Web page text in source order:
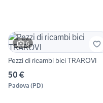
6
Pezzi di ricambi bici TRAROVI
50 €
Padova (PD)